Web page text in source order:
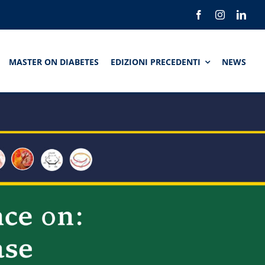
MASTER ON DIABETES EDIZIONI PRECEDENTI NEWS